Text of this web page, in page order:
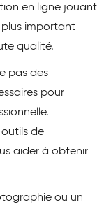
en ligne jouant
plus important
qualité.
pas des
pour
de
aider à obtenir
ou un